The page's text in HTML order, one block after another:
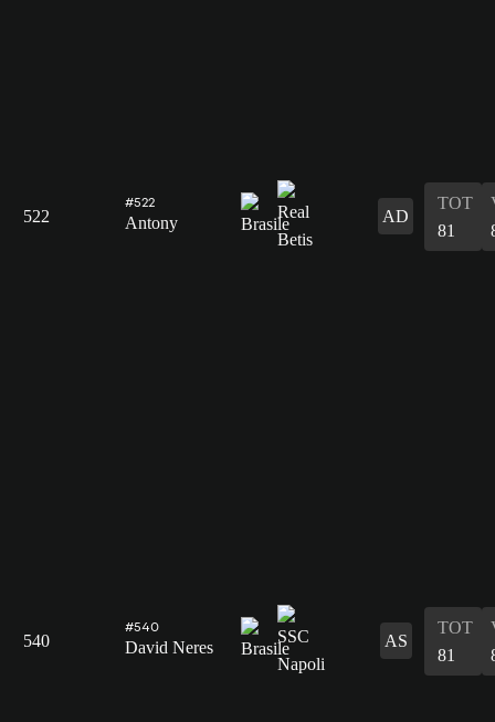
522
#522
Antony AD
TOT
81
540
#540
David Neres AS
TOT
81